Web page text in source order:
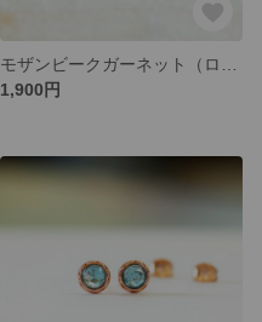
1,900円